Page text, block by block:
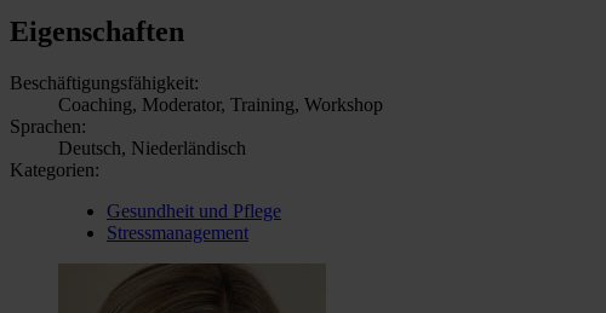
Eigenschaften
Beschäftigungsfähigkeit:
Coaching, Moderator, Training, Workshop
Sprachen:
Deutsch, Niederländisch
Kategorien:
Gesundheit und Pflege
Stressmanagement